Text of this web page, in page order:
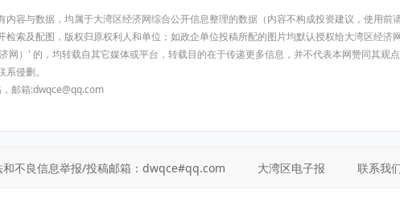
容与数据，均属于大湾区经济网综合公开信息整理的数据（内容不构成投资建议，使用前
索及配图，版权归原权利人和单位；如政企单位投稿所配的图片均默认授权给大湾区经济
网）' 的，均转载自其它媒体或平台，转载目的在于传递更多信息，并不代表本网赞同其观点
侵删。
邮箱:dwqce@qq.com
和不良信息举报/投稿邮箱：dwqce#qq.com 大湾区电子报 联系我